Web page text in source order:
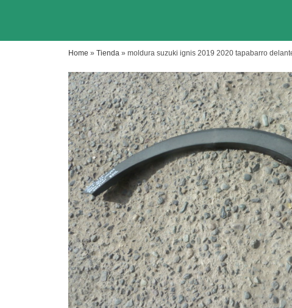
Home » Tienda » moldura suzuki ignis 2019 2020 tapabarro